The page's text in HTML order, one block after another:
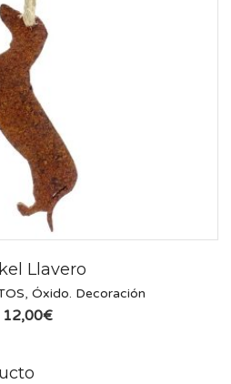
Llavero
, Óxido. Decoración
12,00€